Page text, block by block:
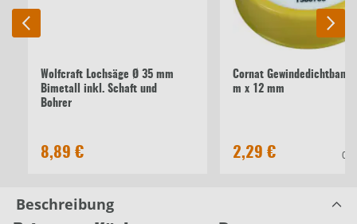
Wolfcraft Lochsäge Ø 35 mm
Bimetall inkl. Schaft und
Bohrer
8,89 €
Cornat Gewindedichtband
m x 12 mm
2,29 €
Beschreibung